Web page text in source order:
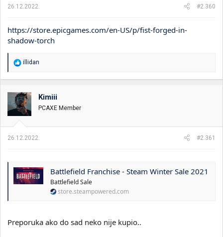
26.12.2022. #2.360
https://store.epicgames.com/en-US/p/fist-forged-in-
shadow-torch
R
o
v
a
n
:
illidan
Kimiii
PCAXE Member
26.12.2022. #2.361
Battlefield Franchise - Steam Winter Sale 2021
Battlefield Sale
store.steampowered.com
Preporuka ako do sad neko nije kupio..